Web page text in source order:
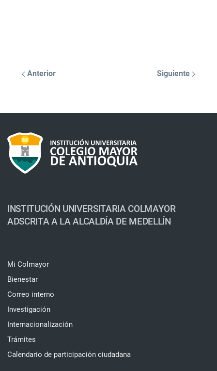
Anterior Siguiente
INSTITUCIÓN UNIVERSITARIA COLMAYOR
ADSCRITA A LA ALCALDÍA DE MEDELLÍN
Mi Colmayor
Bienestar
Correo interno
Investigación
Internacionalización
Trámites
Calendario de participación ciudadana